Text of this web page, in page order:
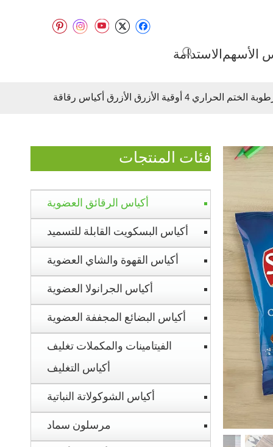
الأسهم الاستدامة
الأزرق الأزرق أكياس رقاقة
فئات المنتجات
أكياس الرقائق العضوية
أكياس البسكويت القابلة للتسميد
أكياس القهوة والشاي العضوية
أكياس الجرانولا العضوية
أكياس البضائع المجففة العضوية
الفيتامينات والمكملات تغليف
أكياس التغليف
أكياس الشوكولاتة النباتية
مرسلون سماد